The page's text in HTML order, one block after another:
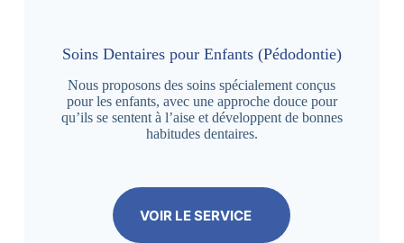
Soins Dentaires pour Enfants (Pédodontie)
Nous proposons des soins spécialement conçus
pour les enfants, avec une approche douce pour
qu’ils se sentent à l’aise et développent de bonnes
habitudes dentaires.
VOIR LE SERVICE